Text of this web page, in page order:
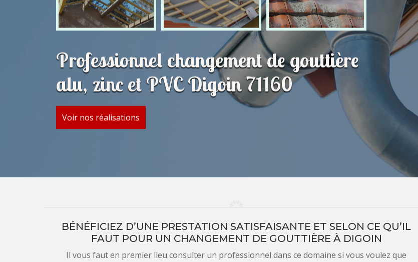
Professionnel changement de gouttière
alu, zinc et PVC Digoin 71160
Voir nos réalisations
BÉNÉFICIEZ D’UNE PRESTATION SATISFAISANTE ET SELON CE QU’IL
FAUT POUR UN CHANGEMENT DE GOUTTIÈRE À DIGOIN
Il vous faut en premier lieu consulter un professionnel dans ce domaine si vous voulez que